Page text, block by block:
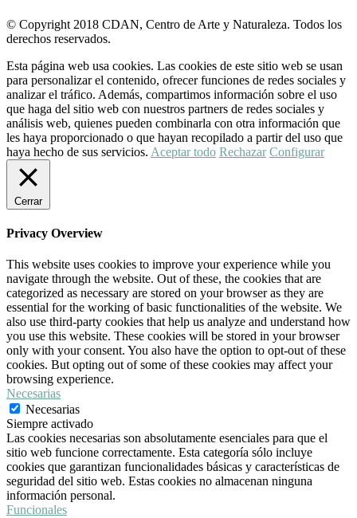
© Copyright 2018 CDAN, Centro de Arte y Naturaleza. Todos los
derechos reservados.
Esta página web usa cookies. Las cookies de este sitio web se usan
para personalizar el contenido, ofrecer funciones de redes sociales y
analizar el tráfico. Además, compartimos información sobre el uso
que haga del sitio web con nuestros partners de redes sociales y
análisis web, quienes pueden combinarla con otra información que
les haya proporcionado o que hayan recopilado a partir del uso que
haya hecho de sus servicios. Aceptar todo Rechazar Configurar
Cerrar
Privacy Overview
This website uses cookies to improve your experience while you
navigate through the website. Out of these, the cookies that are
categorized as necessary are stored on your browser as they are
essential for the working of basic functionalities of the website. We
also use third-party cookies that help us analyze and understand how
you use this website. These cookies will be stored in your browser
only with your consent. You also have the option to opt-out of these
cookies. But opting out of some of these cookies may affect your
browsing experience.
Necesarias
Necesarias
Siempre activado
Las cookies necesarias son absolutamente esenciales para que el
sitio web funcione correctamente. Esta categoría sólo incluye
cookies que garantizan funcionalidades básicas y características de
seguridad del sitio web. Estas cookies no almacenan ninguna
información personal.
Funcionales